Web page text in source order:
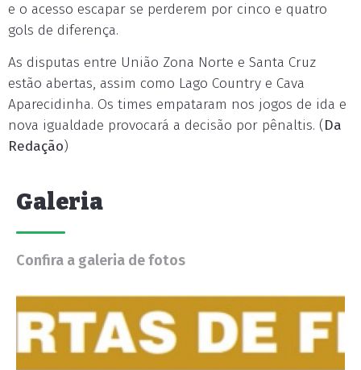
e o acesso escapar se perderem por cinco e quatro
gols de diferença.
As disputas entre União Zona Norte e Santa Cruz
estão abertas, assim como Lago Country e Cava
Aparecidinha. Os times empataram nos jogos de ida e
nova igualdade provocará a decisão por pênaltis. (Da
Redação)
Galeria
Confira a galeria de fotos